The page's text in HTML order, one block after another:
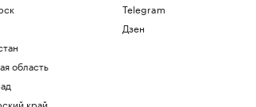
область
край
Telegram
Дзен